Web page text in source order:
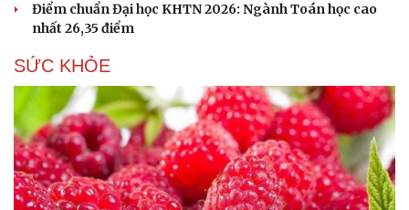
Điểm chuẩn Đại học KHTN 2026: Ngành Toán học cao
nhất 26,35 điểm
SỨC KHỎE